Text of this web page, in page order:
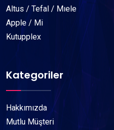
Altus / Tefal / Mıele
Apple / Mi
Kutupplex
Kategoriler
Hakkımızda
Mutlu Müşteri